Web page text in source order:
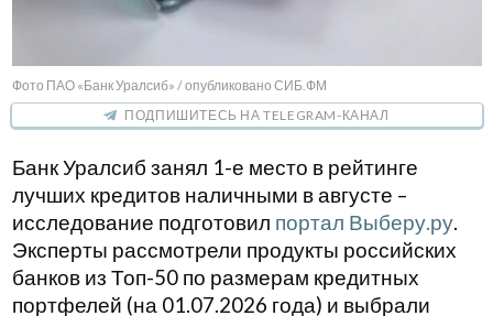
Фото ПАО «Банк Уралсиб» / опубликовано СИБ.ФМ
ПОДПИШИТЕСЬ НА TELEGRAM-КАНАЛ
Банк Уралсиб занял 1-е место в рейтинге
лучших кредитов наличными в августе –
исследование подготовил портал Выберу.ру.
Эксперты рассмотрели продукты российских
банков из Топ-50 по размерам кредитных
портфелей (на 01.07.2026 года) и выбрали